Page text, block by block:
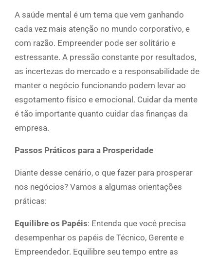
A saúde mental é um tema que vem ganhando
cada vez mais atenção no mundo corporativo, e
com razão. Empreender pode ser solitário e
estressante. A pressão constante por resultados,
as incertezas do mercado e a responsabilidade de
manter o negócio funcionando podem levar ao
esgotamento físico e emocional. Cuidar da mente
é tão importante quanto cuidar das finanças da
empresa.
Passos Práticos para a Prosperidade
Diante desse cenário, o que fazer para prosperar
nos negócios? Vamos a algumas orientações
práticas:
Equilibre os Papéis: Entenda que você precisa
desempenhar os papéis de Técnico, Gerente e
Empreendedor. Equilibre seu tempo entre as